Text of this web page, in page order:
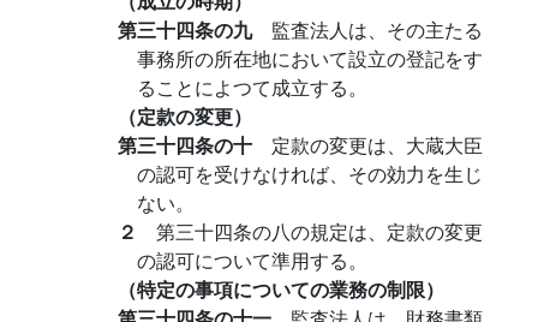
第三十四条の九 監査法人は、その主たる
事務所の所在地において設立の登記をす
ることによつて成立する。
（定款の変更）
第三十四条の十 定款の変更は、大蔵大臣
の認可を受けなければ、その効力を生じ
ない。
２ 第三十四条の八の規定は、定款の変更
の認可について準用する。
（特定の事項についての業務の制限）